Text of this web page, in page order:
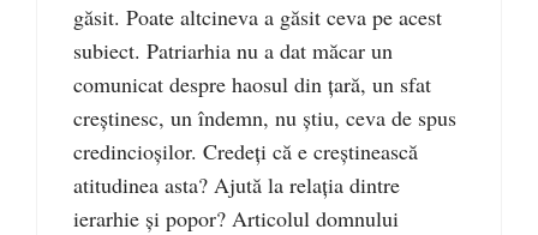
găsit. Poate altcineva a găsit ceva pe acest
subiect. Patriarhia nu a dat măcar un
comunicat despre haosul din țară, un sfat
creștinesc, un îndemn, nu știu, ceva de spus
credincioșilor. Credeți că e creștinească
atitudinea asta? Ajută la relația dintre
ierarhie și popor? Articolul domnului